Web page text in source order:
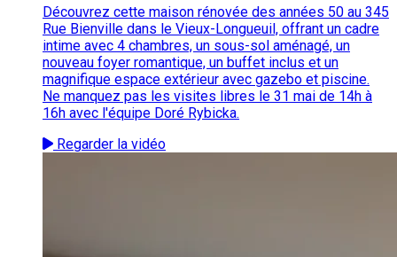
Découvrez cette maison rénovée des années 50 au 345
Rue Bienville dans le Vieux-Longueuil, offrant un cadre
intime avec 4 chambres, un sous-sol aménagé, un
nouveau foyer romantique, un buffet inclus et un
magnifique espace extérieur avec gazebo et piscine.
Ne manquez pas les visites libres le 31 mai de 14h à
16h avec l'équipe Doré Rybicka.
Regarder la vidéo